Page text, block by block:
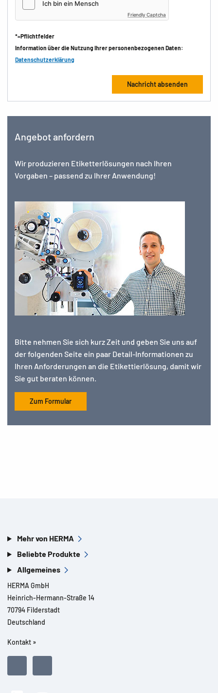
Friendly Captcha
*=Pflichtfelder
Information über die Nutzung Ihrer personenbezogenen Daten:
Datenschutzerklärung
Angebot anfordern
Wir produzieren Etiketterlösungen nach Ihren
Vorgaben – passend zu Ihrer Anwendung!
Bitte nehmen Sie sich kurz Zeit und geben Sie uns auf
der folgenden Seite ein paar Detail-Informationen zu
Ihren Anforderungen an die Etikettierlösung, damit wir
Sie gut beraten können.
Zum Formular
Mehr von HERMA
Beliebte Produkte
Allgemeines
HERMA GmbH
Heinrich-Hermann-Straße 14
70794 Filderstadt
Deutschland
Kontakt »